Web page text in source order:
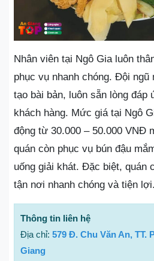
Nhân viên tại Ngô Gia luôn
phục vụ nhanh chóng. Đội
tạo bài bản, luôn sẵn lòng đáp
khách hàng. Mức giá tại Ngô
động từ 30.000 – 50.000 VNĐ
quán còn phục vụ bún đậu
uống giải khát. Đặc biệt, quán
tận nơi nhanh chóng và tiện lợi.
Thông tin liên hệ
Địa chỉ: 579 Đ. Chu Văn An, TT.
Giang